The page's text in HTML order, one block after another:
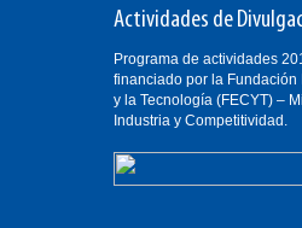
Actividades de
Programa de actividades
financiado por la
y la Tecnología (FECYT) –
Industria y Competitividad.